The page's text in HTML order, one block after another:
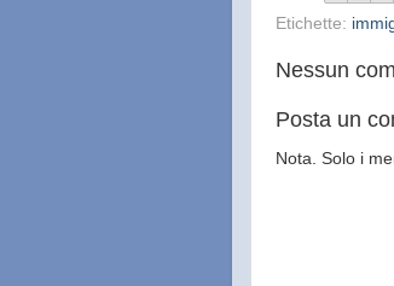
Etichette:
Nessun
Posta un
Nota. Solo i